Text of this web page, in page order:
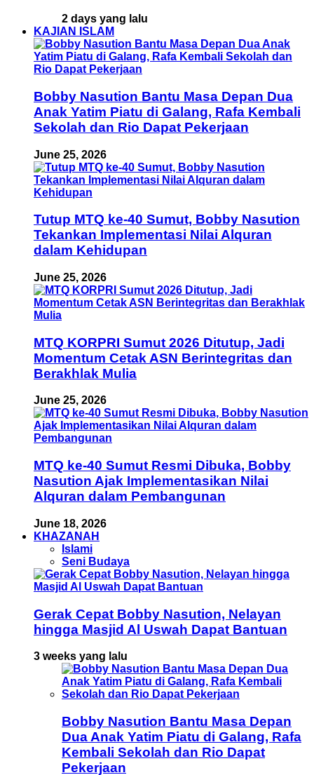
2 days yang lalu
KAJIAN ISLAM
Bobby Nasution Bantu Masa Depan Dua
Anak Yatim Piatu di Galang, Rafa Kembali
Sekolah dan Rio Dapat Pekerjaan
June 25, 2026
Tutup MTQ ke-40 Sumut, Bobby Nasution
Tekankan Implementasi Nilai Alquran
dalam Kehidupan
June 25, 2026
MTQ KORPRI Sumut 2026 Ditutup, Jadi
Momentum Cetak ASN Berintegritas dan
Berakhlak Mulia
June 25, 2026
MTQ ke-40 Sumut Resmi Dibuka, Bobby
Nasution Ajak Implementasikan Nilai
Alquran dalam Pembangunan
June 18, 2026
KHAZANAH
Islami
Seni Budaya
Gerak Cepat Bobby Nasution, Nelayan
hingga Masjid Al Uswah Dapat Bantuan
3 weeks yang lalu
Bobby Nasution Bantu Masa Depan
Dua Anak Yatim Piatu di Galang, Rafa
Kembali Sekolah dan Rio Dapat
Pekerjaan